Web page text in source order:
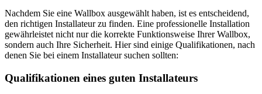
Nachdem Sie eine Wallbox ausgewählt haben, ist es entscheidend,
den richtigen Installateur zu finden. Eine professionelle Installation
gewährleistet nicht nur die korrekte Funktionsweise Ihrer Wallbox,
sondern auch Ihre Sicherheit. Hier sind einige Qualifikationen, nach
denen Sie bei einem Installateur suchen sollten:
Qualifikationen eines guten Installateurs